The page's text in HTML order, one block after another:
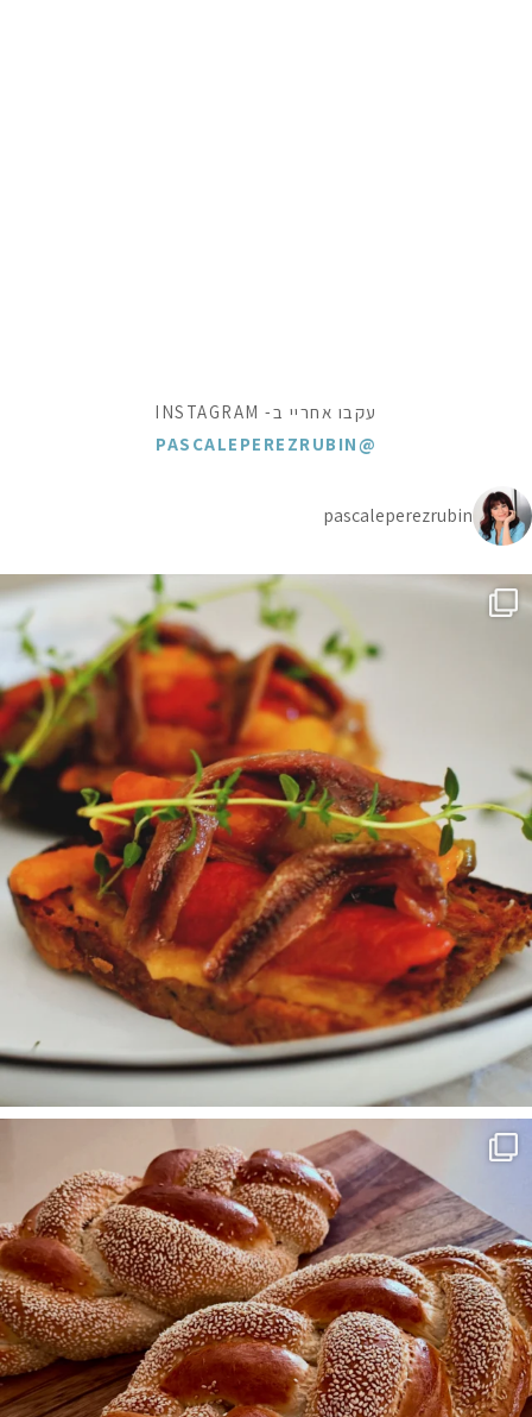
עקבו אחריי ב- INSTAGRAM
@PASCALEPEREZRUBIN
pascaleperezrubin